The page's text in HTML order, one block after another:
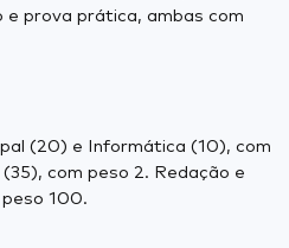
e prova prática, ambas com
(20) e Informática (10), com
com peso 2. Redação e
100.